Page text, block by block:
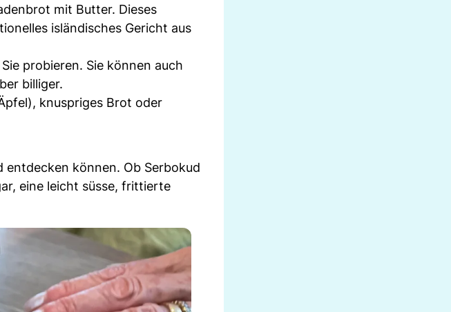
mit Butter. Dieses
isländisches Gericht aus
probieren. Sie können auch
billiger.
knuspriges Brot oder
entdecken können. Ob Serbokud
eine leicht süsse, frittierte